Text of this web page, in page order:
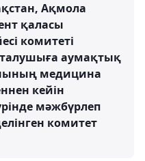
Ақмола
қаласы
комитеті
аумақтық
медицина
кейін
мәжбүрлеп
комитет